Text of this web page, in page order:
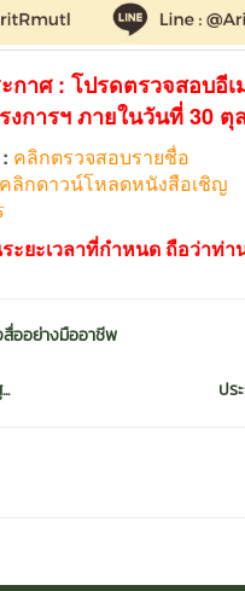
าศ : โปรดตรวจสอบอีเ
งการฯภายในวันที่ 30 ตุ
: คลิกตรวจสอบรายชื่อ
คลิกดาวน์โหลดหนังสือเชิญ
ะยะเวลาที่กำหนด ถือว่าท่
สื่ออย่างมืออาชีพ
ปร